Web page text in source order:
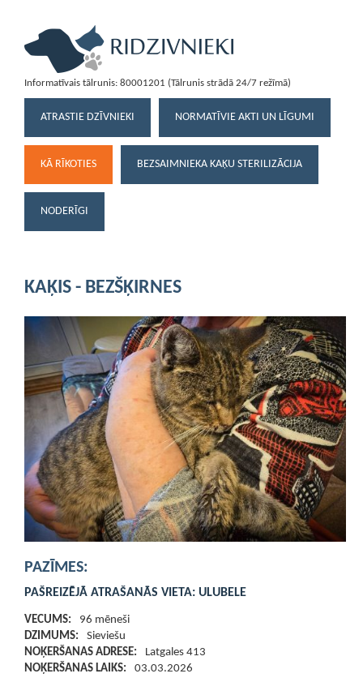
Informatīvais tālrunis: 80001201 (Tālrunis strādā 24/7 režīmā)
ATRASTIE DZĪVNIEKI NORMATĪVIE AKTI UN LĪGUMI
KĀ RĪKOTIES BEZSAIMNIEKA KAĶU STERILIZĀCIJA
NODERĪGI
KAĶIS - BEZŠĶIRNES
PAZĪMES:
PAŠREIZĒJĀ ATRAŠANĀS VIETA: ULUBELE
VECUMS:
96 mēneši
DZIMUMS:
Sieviešu
NOĶERŠANAS ADRESE:
Latgales 413
NOĶERŠANAS LAIKS:
03.03.2026